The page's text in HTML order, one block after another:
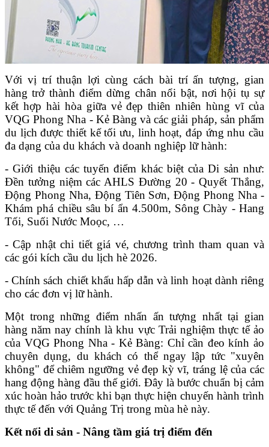
Với vị trí thuận lợi cùng cách bài trí ấn tượng, gian
hàng trở thành điểm dừng chân nổi bật, nơi hội tụ sự
kết hợp hài hòa giữa vẻ đẹp thiên nhiên hùng vĩ của
VQG Phong Nha - Kẻ Bàng và các giải pháp, sản phẩm
du lịch được thiết kế tối ưu, linh hoạt, đáp ứng nhu cầu
đa dạng của du khách và doanh nghiệp lữ hành:
- Giới thiệu các tuyến điểm khác biệt của Di sản như:
Đền tưởng niệm các AHLS Đường 20 - Quyết Thắng,
Động Phong Nha, Động Tiên Sơn, Động Phong Nha -
Khám phá chiều sâu bí ẩn 4.500m, Sông Chày - Hang
Tối, Suối Nước Moọc, …
- Cập nhật chi tiết giá vé, chương trình tham quan và
các gói kích cầu du lịch hè 2026.
- Chính sách chiết khấu hấp dẫn và linh hoạt dành riêng
cho các đơn vị lữ hành.
Một trong những điểm nhấn ấn tượng nhất tại gian
hàng năm nay chính là khu vực Trải nghiệm thực tế ảo
của VQG Phong Nha - Kẻ Bàng: Chỉ cần đeo kính ảo
chuyên dụng, du khách có thể ngay lập tức "xuyên
không" để chiêm ngưỡng vẻ đẹp kỳ vĩ, tráng lệ của các
hang động hàng đầu thế giới. Đây là bước chuẩn bị cảm
xúc hoàn hảo trước khi bạn thực hiện chuyến hành trình
thực tế đến với Quảng Trị trong mùa hè này.
Kết nối di sản - Nâng tầm giá trị điểm đến